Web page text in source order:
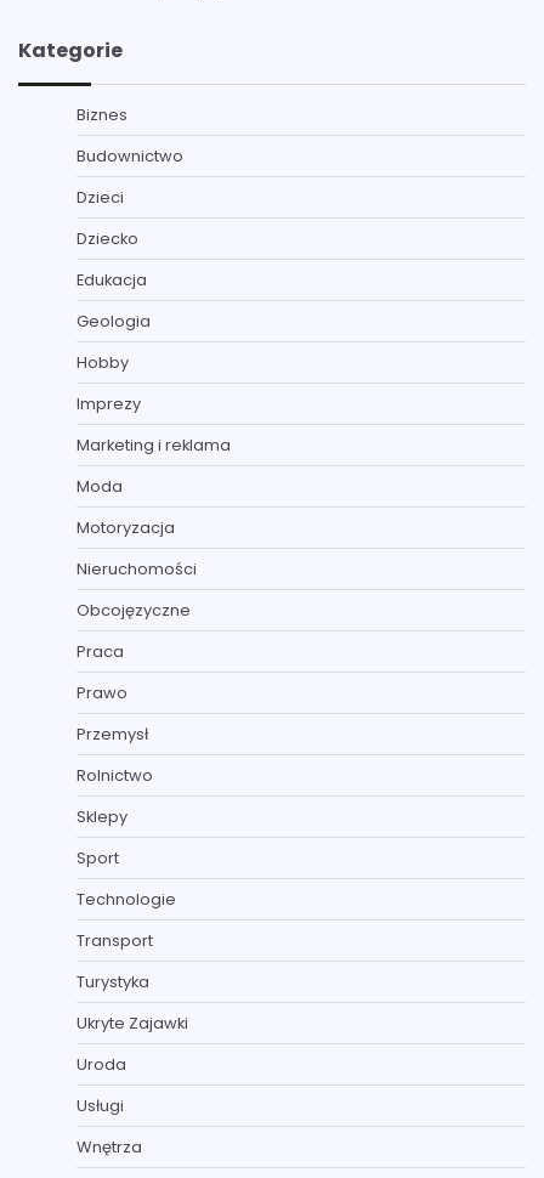
Kategorie
Biznes
Budownictwo
Dzieci
Dziecko
Edukacja
Geologia
Hobby
Imprezy
Marketing i reklama
Moda
Motoryzacja
Nieruchomości
Obcojęzyczne
Praca
Prawo
Przemysł
Rolnictwo
Sklepy
Sport
Technologie
Transport
Turystyka
Ukryte Zajawki
Uroda
Usługi
Wnętrza